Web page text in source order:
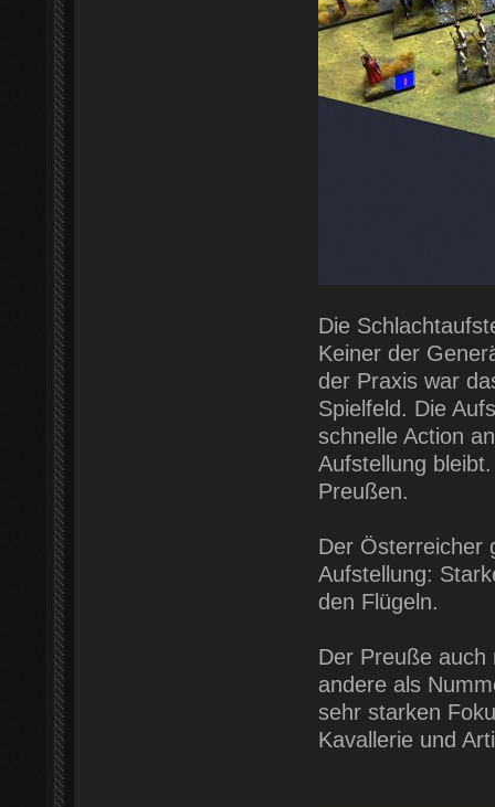
Die
Keiner der
der Praxis war
Spielfeld. Die
schnelle Action
Aufstellung
Preußen.
Der Österreicher
Aufstellung:
den Flügeln.
Der Preuße auch
andere als
sehr starken
Kavallerie und